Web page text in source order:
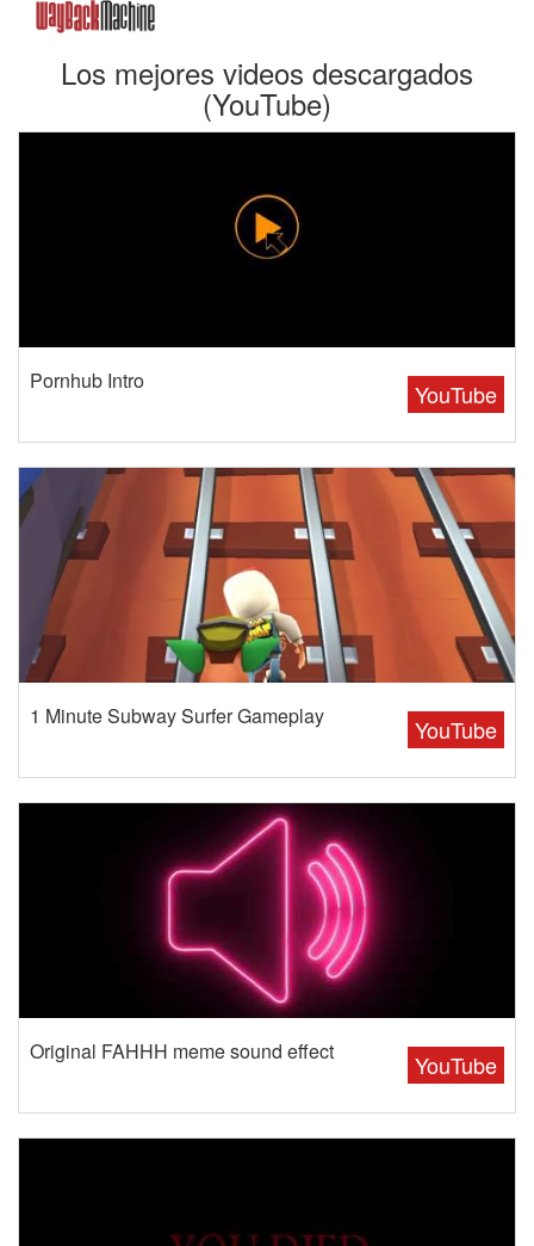
Los mejores videos descargados
(YouTube)
YouTube
Pornhub Intro
YouTube
1 Minute Subway Surfer Gameplay
YouTube
Original FAHHH meme sound effect